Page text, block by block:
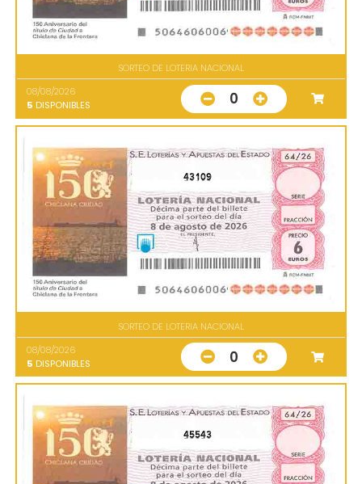
SORTEO DE LOTERIA NACIONAL
08/08/2026
5 DISPONIBLES 0
43109
SORTEO DE LOTERIA NACIONAL
08/08/2026
5 DISPONIBLES 0
45543